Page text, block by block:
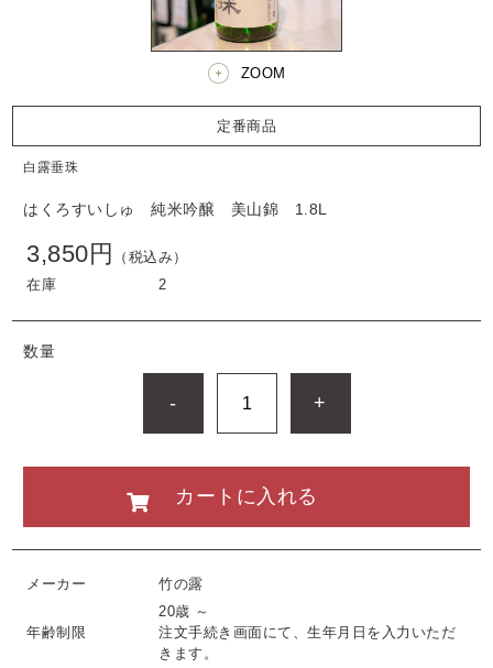
ZOOM
定番商品
白露垂珠
はくろすいしゅ 純米吟醸 美山錦 1.8L
3,850円
（税込み）
在庫
2
数量
- +
カートに入れる
メーカー 竹の露
年齢制限
20歳 ～
注文手続き画面にて、生年月日を入力いただ
きます。